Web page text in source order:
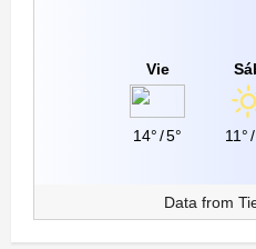
Vie
14°/5° 11°/
Data from